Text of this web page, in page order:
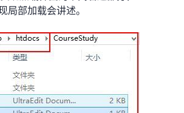
部加载会讲述。